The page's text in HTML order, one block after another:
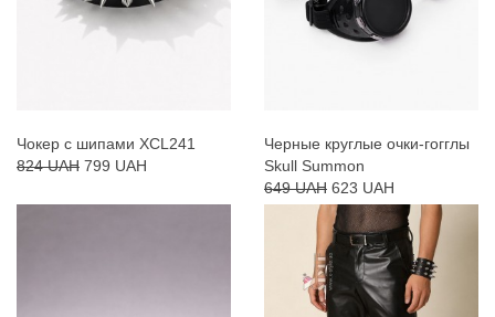
Чокер с шипами XCL241
824 UAH 799 UAH
Черные круглые очки-гогглы
Skull Summon
649 UAH 623 UAH